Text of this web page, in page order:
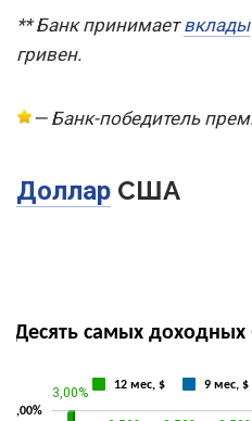
** Банк принимаетвклады
гривен.
— Банк-победитель
Доллар США